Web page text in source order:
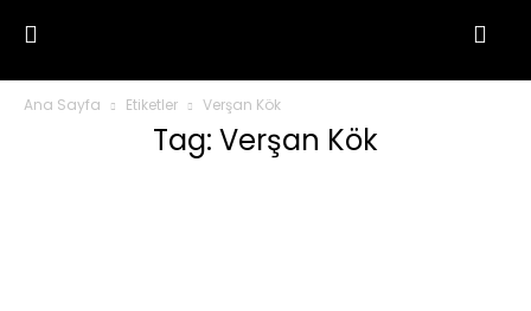
Ana Sayfa Etiketler Verşan Kök
Tag: Verşan Kök